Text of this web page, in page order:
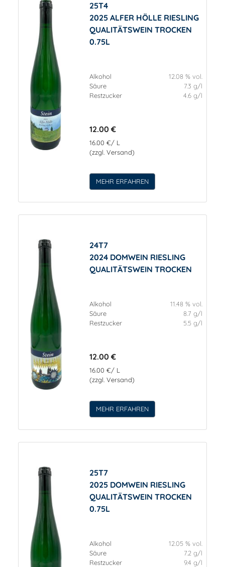
25T4
2025 ALFER HÖLLE RIESLING
QUALITÄTSWEIN TROCKEN
0.75L
Alkohol
12.08 % vol.
Säure
7.3 g/l
Restzucker
4.6 g/l
12.00 €
16.00 €/ L
(zzgl. Versand)
MEHR ERFAHREN
24T7
2024 DOMWEIN RIESLING
QUALITÄTSWEIN TROCKEN
Alkohol
11.48 % vol.
Säure
8.7 g/l
Restzucker
5.5 g/l
12.00 €
16.00 €/ L
(zzgl. Versand)
MEHR ERFAHREN
25T7
2025 DOMWEIN RIESLING
QUALITÄTSWEIN TROCKEN
0.75L
Alkohol
12.05 % vol.
Säure
7.2 g/l
Restzucker
9.4 g/l